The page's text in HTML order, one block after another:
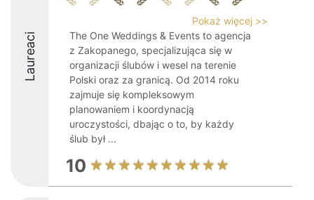
Laureaci
Pokaż więcej >>
The One Weddings & Events to agencja
z Zakopanego, specjalizująca się w
organizacji ślubów i wesel na terenie
Polski oraz za granicą. Od 2014 roku
zajmuje się kompleksowym
planowaniem i koordynacją
uroczystości, dbając o to, by każdy
ślub był ...
10